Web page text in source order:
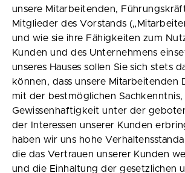
unsere Mitarbeitenden,
Mitglieder des Vorstands
und wie sie ihre Fähigkeiten zum
Kunden und des Unternehmens
unseres Hauses sollen Sie sich stets
können, dass unsere Mitarbeitenden
mit der bestmöglichen
Gewissenhaftigkeit unter der
der Interessen unserer Kunden
haben wir uns hohe
die das Vertrauen unserer Kunden
und die Einhaltung der gesetzlichen